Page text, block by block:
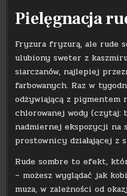
Pielęgnacja
Fryzura fryzurą, ale rude
ulubiony sweter z
siarczanów, najlepiej
farbowanych. Raz w
odżywiającą z pigmentem
chlorowanej wody (czytaj:
nadmiernej ekspozycji na
prostownicy działającej z
Rude sombre to efekt,
– możesz wyglądać jak
muza, w zależności od